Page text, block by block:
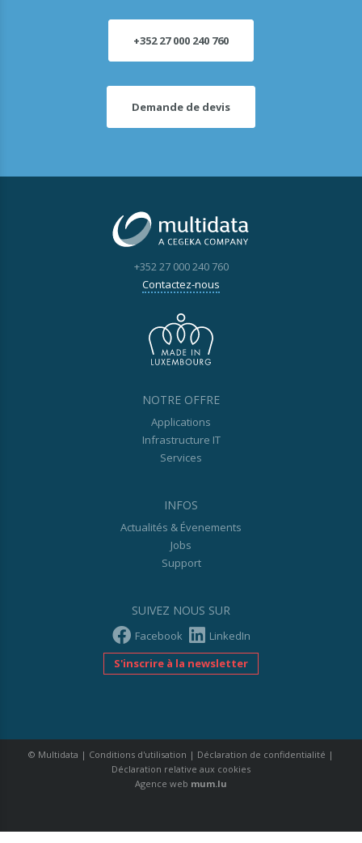
+352 27 000 240 760
Demande de devis
+352 27 000 240 760
Contactez-nous
NOTRE OFFRE
Applications
Infrastructure IT
Services
INFOS
Actualités & Évenements
Jobs
Support
SUIVEZ NOUS SUR
Facebook
LinkedIn
S'inscrire à la newsletter
© Multidata | Conditions d'utilisation | Déclaration de confidentialité |
Déclaration relative aux cookies
Agence web mum.lu